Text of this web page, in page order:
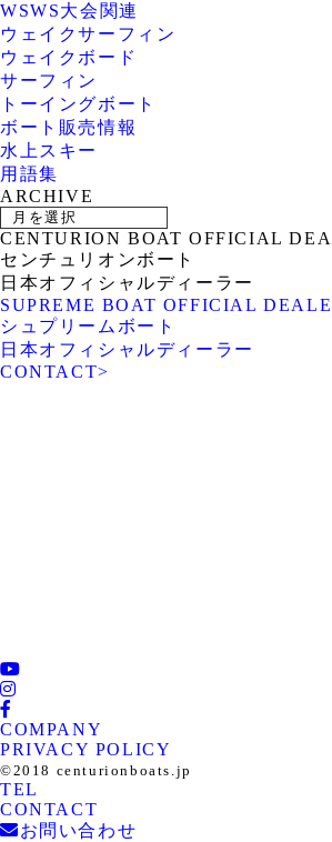
WSWS大会関連
ウェイクサーフィン
ウェイクボード
サーフィン
トーイングボート
ボート販売情報
水上スキー
用語集
ARCHIVE
CENTURION BOAT OFFICIAL
センチュリオンボート
日本オフィシャルディーラー
SUPREME BOAT OFFICIAL
シュプリームボート
日本オフィシャルディーラー
CONTACT>
COMPANY
PRIVACY POLICY
©︎2018 centurionboats.jp
TEL
CONTACT
お問い合わせ